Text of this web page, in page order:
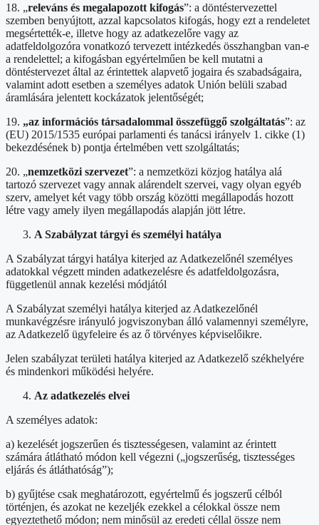
18. „releváns és megalapozott kifogás”: a döntéstervezettel
szemben benyújtott, azzal kapcsolatos kifogás, hogy ezt a rendeletet
megsértették-e, illetve hogy az adatkezelőre vagy az
adatfeldolgozóra vonatkozó tervezett intézkedés összhangban van-e
a rendelettel; a kifogásban egyértelműen be kell mutatni a
döntéstervezet által az érintettek alapvető jogaira és szabadságaira,
valamint adott esetben a személyes adatok Unión belüli szabad
áramlására jelentett kockázatok jelentőségét;
19. „az információs társadalommal összefüggő szolgáltatás”: az
(EU) 2015/1535 európai parlamenti és tanácsi irányelv 1. cikke (1)
bekezdésének b) pontja értelmében vett szolgáltatás;
20. „nemzetközi szervezet”: a nemzetközi közjog hatálya alá
tartozó szervezet vagy annak alárendelt szervei, vagy olyan egyéb
szerv, amelyet két vagy több ország közötti megállapodás hozott
létre vagy amely ilyen megállapodás alapján jött létre.
A Szabályzat tárgyi és személyi hatálya
A Szabályzat tárgyi hatálya kiterjed az Adatkezelőnél személyes
adatokkal végzett minden adatkezelésre és adatfeldolgozásra,
függetlenül annak kezelési módjától
A Szabályzat személyi hatálya kiterjed az Adatkezelőnél
munkavégzésre irányuló jogviszonyban álló valamennyi személyre,
az Adatkezelő ügyfeleire és az ő törvényes képviselőikre.
Jelen szabályzat területi hatálya kiterjed az Adatkezelő székhelyére
és mindenkori működési helyére.
Az adatkezelés elvei
A személyes adatok:
a) kezelését jogszerűen és tisztességesen, valamint az érintett
számára átlátható módon kell végezni („jogszerűség, tisztességes
eljárás és átláthatóság”);
b) gyűjtése csak meghatározott, egyértelmű és jogszerű célból
történjen, és azokat ne kezeljék ezekkel a célokkal össze nem
egyeztethető módon; nem minősül az eredeti céllal össze nem